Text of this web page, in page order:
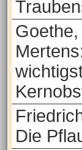
Die